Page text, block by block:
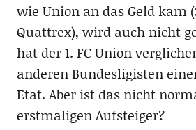
wie Union an das Geld kam
Quattrex), wird auch nicht
hat der 1. FC Union
anderen Bundesligisten
Etat. Aber ist das nicht
erstmaligen Aufsteiger?